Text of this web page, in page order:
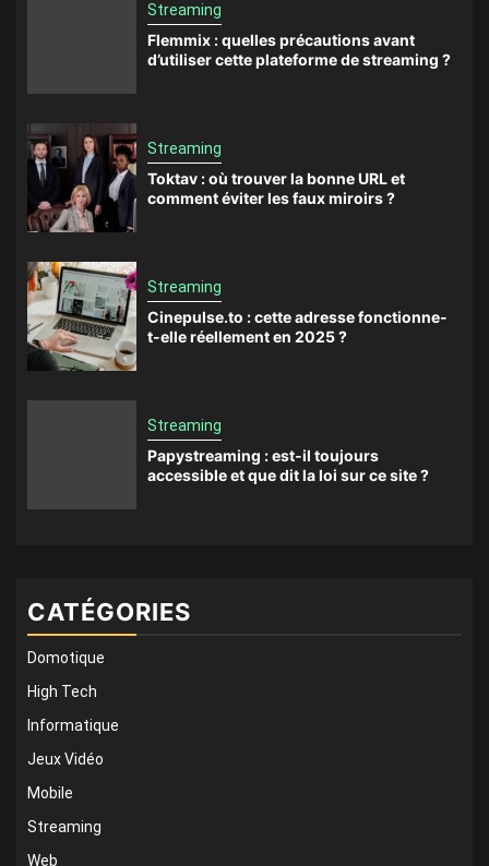
Streaming
Flemmix : quelles précautions avant
d’utiliser cette plateforme de streaming ?
Streaming
Toktav : où trouver la bonne URL et
comment éviter les faux miroirs ?
Streaming
Cinepulse.to : cette adresse fonctionne-
t-elle réellement en 2025 ?
Streaming
Papystreaming : est-il toujours
accessible et que dit la loi sur ce site ?
CATÉGORIES
Domotique
High Tech
Informatique
Jeux Vidéo
Mobile
Streaming
Web